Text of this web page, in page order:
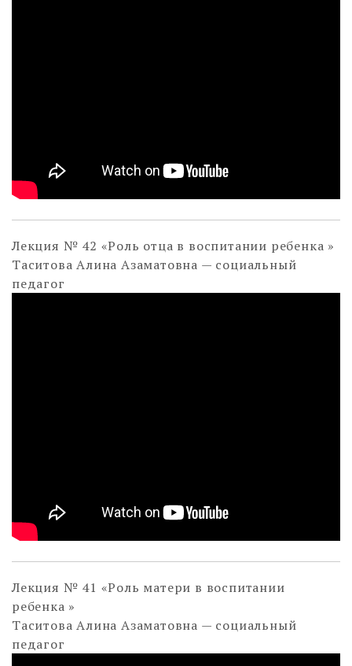
Лекция № 42 «Роль отца в воспитании ребенка »
Таситова Алина Азаматовна — социальный
педагог
Лекция № 41 «Роль матери в воспитании
ребенка »
Таситова Алина Азаматовна — социальный
педагог